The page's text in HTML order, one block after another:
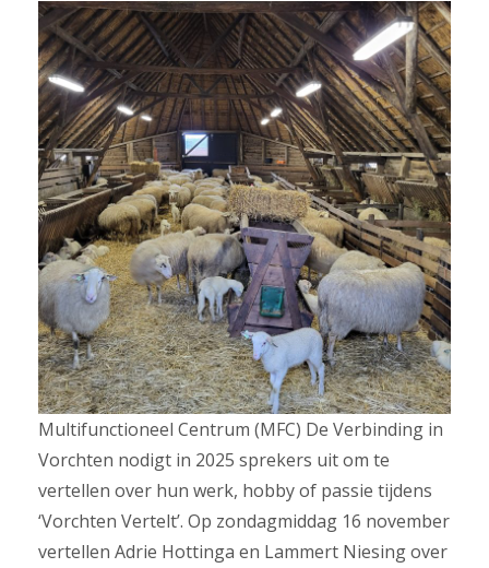
Multifunctioneel Centrum (MFC) De Verbinding in
Vorchten nodigt in 2025 sprekers uit om te
vertellen over hun werk, hobby of passie tijdens
‘Vorchten Vertelt’. Op zondagmiddag 16 november
vertellen Adrie Hottinga en Lammert Niesing over